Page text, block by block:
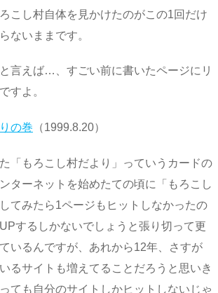
こし村自体を見かけたのがこの1回だけ
ないままです。
言えば…、すごい前に書いたページにリ
すよ。
の巻 （1999.8.20）
「もろこし村だより」っていうカードの
ターネットを始めたての頃に「もろこし
てみたら1ページもヒットしなかったの
するしかないでしょうと張り切って更
いるんですが、あれから12年、さすが
るサイトも増えてることだろうと思いき
ても自分のサイトしかヒットしないじゃ